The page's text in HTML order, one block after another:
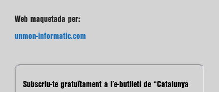
Web maquetada per:
unmon-informatic.com
Subscriu-te gratuïtament a l’e-butlletí de “Catalunya